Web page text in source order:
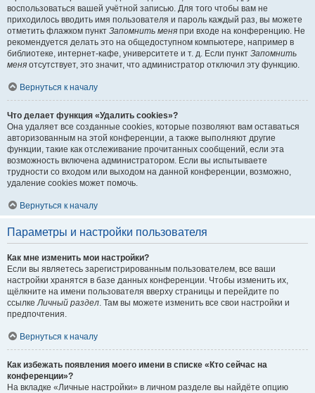
воспользоваться вашей учётной записью. Для того чтобы вам не
приходилось вводить имя пользователя и пароль каждый раз, вы можете
отметить флажком пункт Запомнить меня при входе на конференцию. Не
рекомендуется делать это на общедоступном компьютере, например в
библиотеке, интернет-кафе, университете и т. д. Если пункт Запомнить
меня отсутствует, это значит, что администратор отключил эту функцию.
Вернуться к началу
Что делает функция «Удалить cookies»?
Она удаляет все созданные cookies, которые позволяют вам оставаться
авторизованным на этой конференции, а также выполняют другие
функции, такие как отслеживание прочитанных сообщений, если эта
возможность включена администратором. Если вы испытываете
трудности со входом или выходом на данной конференции, возможно,
удаление cookies может помочь.
Вернуться к началу
Параметры и настройки пользователя
Как мне изменить мои настройки?
Если вы являетесь зарегистрированным пользователем, все ваши
настройки хранятся в базе данных конференции. Чтобы изменить их,
щёлкните на имени пользователя вверху страницы и перейдите по
ссылкеЛичный раздел. Там вы можете изменить все свои настройки и
предпочтения.
Вернуться к началу
Как избежать появления моего имени в списке «Кто сейчас на
конференции»?
На вкладке «Личные настройки» в личном разделе вы найдёте опцию